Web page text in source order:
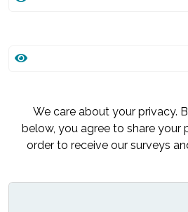
We care about your privacy.
below, you agree to share your
order to receive our surveys